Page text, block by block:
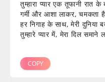
तुम्हारा प्यार एक तूफानी रात के
गर्मी और आशा लाकर, चमकता
हर निगाह के साथ, मेरी दुनिया
तुम्हारे प्यार में, मेरा दिल समाने
COPY